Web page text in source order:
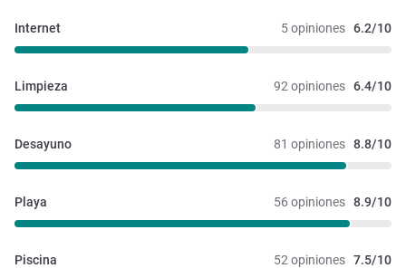
5 opiniones 6.2/10
Internet
92 opiniones 6.4/10
Limpieza
81 opiniones 8.8/10
Desayuno
56 opiniones 8.9/10
Playa
52 opiniones 7.5/10
Piscina